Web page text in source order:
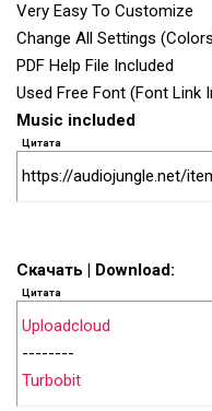
Very Easy To Customize
Change All Settings
PDF Help File Included
Used Free Font (Font Link
Music included
Цитата
https://audiojungle.net/
Скачать | Download:
Цитата
Uploadcloud
--------
Turbobit